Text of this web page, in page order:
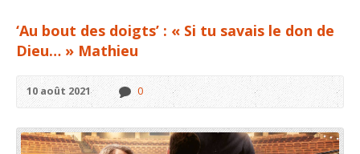
‘Au bout des doigts’ : « Si tu savais le don de
Dieu… » Mathieu
10 août 2021 0